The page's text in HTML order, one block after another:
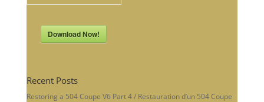
Download Now!
Recent Posts
Restoring a 504 Coupe V6 Part 4 / Restauration d’un 504 Coupe